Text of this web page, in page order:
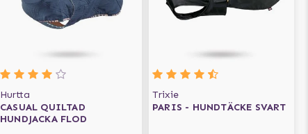
Hurtta
CASUAL QUILTAD
HUNDJACKA FLOD
Trixie
PARIS - HUNDTÄCKE SVART